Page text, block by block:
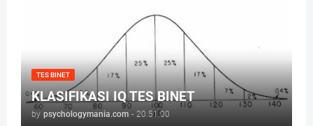
TES BINET
KLASIFIKASI IQ TES BINET
by psychologymania.com - 20.51.00